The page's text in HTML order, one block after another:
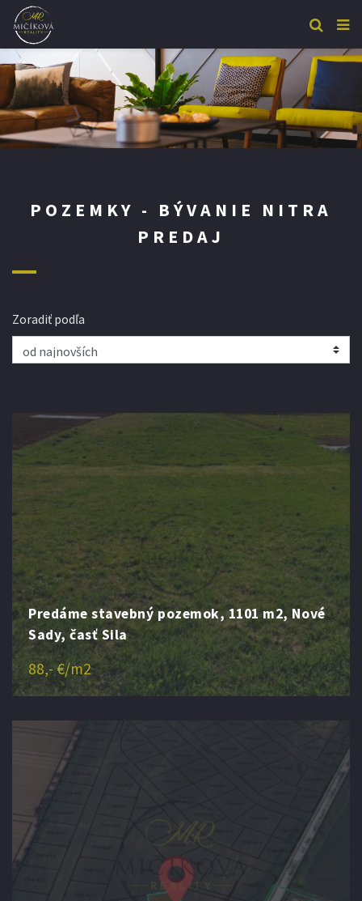
POZEMKY - BÝVANIE NITRA
PREDAJ
Zoradiť podľa
Predáme stavebný pozemok, 1101 m2, Nové
Sady, časť Sila
88,- €/m2